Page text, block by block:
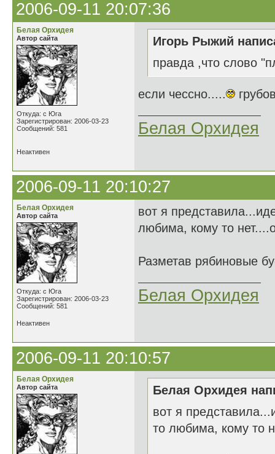
2006-09-11 20:07:36
Белая Орхидея
Автор сайта
Откуда: с Юга
Зарегистрирован: 2006-03-23
Сообщений: 581
Игорь Рыжий
правда ,что слово
если чессно.....
Белая Орхидея
Неактивен
2006-09-11 20:10:27
Белая Орхидея
Автор сайта
Откуда: с Юга
Зарегистрирован: 2006-03-23
Сообщений: 581
вот я
любима, кому то
Разметав рябиновые
Белая Орхидея
Неактивен
2006-09-11 20:10:57
Белая Орхидея
Автор сайта
Белая Орхидея
вот я
то любима, кому то